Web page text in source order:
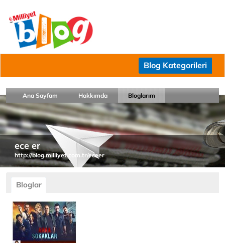
Blog Kategorileri
Ana Sayfam Hakkımda Bloglarım
ece er
http://blog.milliyet.com.tr/eceer
Bloglar